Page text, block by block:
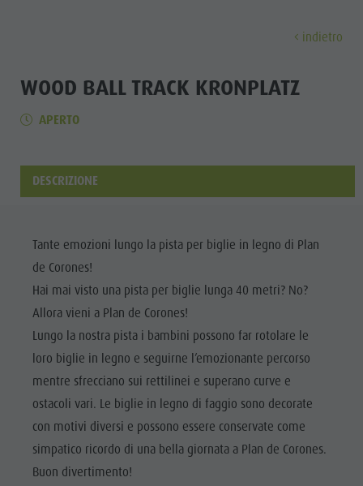
LOCALITÀ
DOLOMITI
UNESCO
ATTRAZIONI
FAMIGLIA &
BAMBINI
Attrazioni
Ristoranti
Cook the
Mountain
Shopping
Benessere
Parchi
Località
Attrazioni
Cultura
Attrazioni
Bar & Ristoranti
Cook the Mountain
Shopping
Benessere
Parchi naturali
La Val Pusteria
Alto Adige
Escursioni
Bici
Parapendio & Voli tandem
Programmi di vacanza
Come arrivare
Mobilità locale
Webcam
Meteo
Kronplatz Doctor Service
indietro
WOOD BALL TRACK KRONPLATZ
APERTO
DESCRIZIONE
Tante emozioni lungo la pista per biglie in legno di Plan
de Corones!
Hai mai visto una pista per biglie lunga 40 metri? No?
Allora vieni a Plan de Corones!
Lungo la nostra pista i bambini possono far rotolare le
loro biglie in legno e seguirne l’emozionante percorso
mentre sfrecciano sui rettilinei e superano curve e
ostacoli vari. Le biglie in legno di faggio sono decorate
con motivi diversi e possono essere conservate come
simpatico ricordo di una bella giornata a Plan de Corones.
Buon divertimento!